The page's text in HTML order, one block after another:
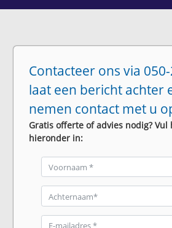
Contacteer ons via
laat een bericht achter
nemen contact met u
Gratis offerte of advies nodig?
hieronder in: